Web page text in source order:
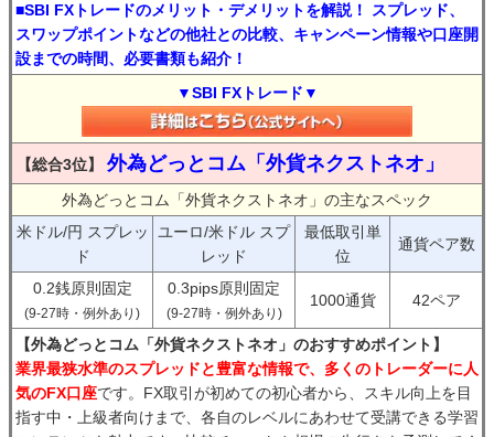
■SBI FXトレードのメリット・デメリットを解説！ スプレッド、
スワップポイントなどの他社との比較、キャンペーン情報や口座開
設までの時間、必要書類も紹介！
▼SBI FXトレード▼
【総合3位】 外為どっとコム「外貨ネクストネオ」
外為どっとコム「外貨ネクストネオ」の主なスペック
米ドル/円 スプレッ
ド
ユーロ/米ドル スプ
レッド
最低取引単
位
通貨ペア数
0.2銭原則固定
(9-27時・例外あり)
0.3pips原則固定
(9-27時・例外あり)
1000通貨 42ペア
【外為どっとコム「外貨ネクストネオ」のおすすめポイント】
業界最狭水準のスプレッドと豊富な情報で、多くのトレーダーに人
気のFX口座です。FX取引が初めての初心者から、スキル向上を目
指す中・上級者向けまで、各自のレベルにあわせて受講できる学習